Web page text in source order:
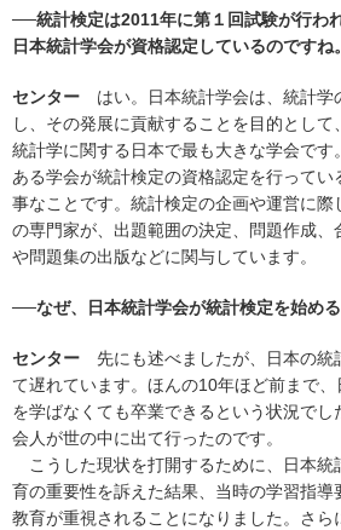
──統計検定は2011年に第１回試験が行わ
日本統計学会が資格認定しているのですね。
センター はい。日本統計学会は、統計学
し、その発展に貢献することを目的として
統計学に関する日本で最も大きな学会で
ある学会が統計検定の資格認定を行って
事なことです。統計検定の企画や運営に際
の専門家が、出題範囲の決定、問題作成、
や問題集の出版などに関与しています。
──なぜ、日本統計学会が統計検定を始める
センター 先にも述べましたが、日本の統
て遅れています。ほんの10年ほど前まで
を学ばなくても卒業できるという状況でし
会人が世の中に出て行ったのです。
こうした現状を打開するために、日本統
育の重要性を訴えた結果、当時の学習指
教育が重視されることになりました。さら